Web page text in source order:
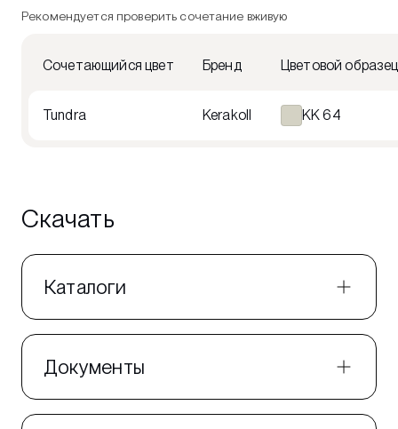
Рекомендуется проверить сочетание вживую
Сочетающийся цвет Бренд Цветовой образец
Tundra Kerakoll KK 64
Скачать
Каталоги
Документы